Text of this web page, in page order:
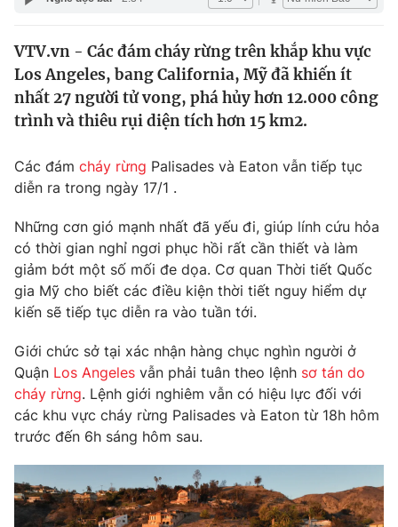
Y tế
Thế giới
Tin tức
Thế giới đó đây
Câu chuyện quốc tế
Kinh tế
Thị trường
Góc doanh nghiệp
Dữ liệu và đời sống
Phim VTV
Hậu trường
Nhân vật
Khán giả
Giải sao mai
Giải trí
Điện ảnh
Sao
Đời sống
Du lịch
Làm đẹp
Chất lượng cuộc sống
Giáo dục
Tuyển sinh
Học trực tuyến
Công nghệ
Sản phẩm
Giao lưu trực tuyến
Lịch phát sóng
VTV.vn - Các đám cháy rừng trên khắp khu vực
Los Angeles, bang California, Mỹ đã khiến ít
nhất 27 người tử vong, phá hủy hơn 12.000 công
trình và thiêu rụi diện tích hơn 15 km2.
Các đám cháy rừng Palisades và Eaton vẫn tiếp tục
diễn ra trong ngày 17/1 .
Những cơn gió mạnh nhất đã yếu đi, giúp lính cứu hỏa
có thời gian nghỉ ngơi phục hồi rất cần thiết và làm
giảm bớt một số mối đe dọa. Cơ quan Thời tiết Quốc
gia Mỹ cho biết các điều kiện thời tiết nguy hiểm dự
kiến ​​sẽ tiếp tục diễn ra vào tuần tới.
Giới chức sở tại xác nhận hàng chục nghìn người ở
Quận Los Angeles vẫn phải tuân theo lệnh sơ tán do
cháy rừng. Lệnh giới nghiêm vẫn có hiệu lực đối với
các khu vực cháy rừng Palisades và Eaton từ 18h hôm
trước đến 6h sáng hôm sau.